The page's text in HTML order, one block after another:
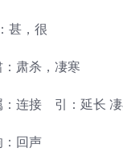
甚，很
肃杀，凄寒
：连接 引：延长
回声